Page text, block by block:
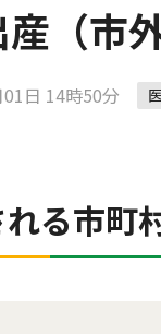
（市
日 14時50分
る市町